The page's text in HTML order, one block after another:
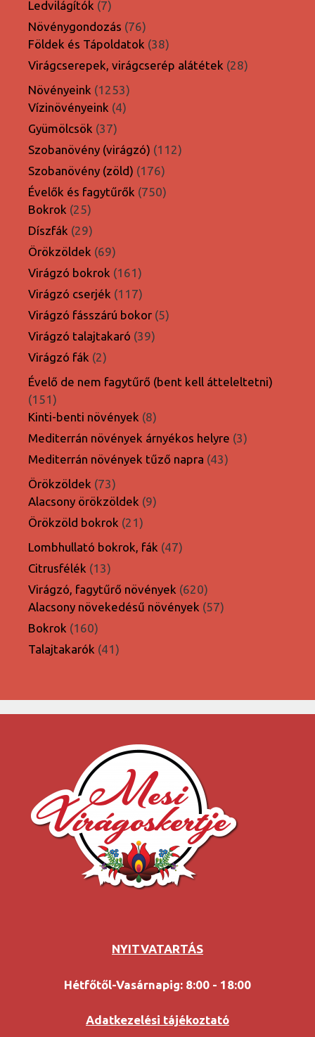
Ledvilágítók 77
termék
Növénygondozás 7676
termék
Földek és Tápoldatok 3838
termék
Virágcserepek, virágcserép alátétek 2828
Növényeink 12531253
termék
Vízinövényeink 44
Gyümölcsök 3737
termék
Szobanövény (virágzó) 112112
Szobanövény (zöld) 176176
termék
Évelők és fagytűrők 750750
Bokrok 2525
termék
Díszfák 2929
termék
Örökzöldek 6969
termék
Virágzó bokrok 161161
termék
Virágzó cserjék 117117
termék
Virágzó fásszárú bokor 55
Virágzó talajtakaró 3939
Virágzó fák 22
termék
Évelő de nem fagytűrő (bent kell átteleltetni)
151151
termék
Kinti-benti növények 88
termék
Mediterrán növények árnyékos helyre 33
Mediterrán növények tűző napra 4343
Örökzöldek 7373
termék
Alacsony örökzöldek 99
Örökzöld bokrok 2121
termék
Lombhullató bokrok, fák 4747
Citrusfélék 1313
termék
Virágzó, fagytűrő növények 620620
termék
Alacsony növekedésű növények 5757
Bokrok 160160
termék
Talajtakarók 4141
NYITVATARTÁS
Hétfőtől-Vasárnapig: 8:00 - 18:00
Adatkezelési tájékoztató